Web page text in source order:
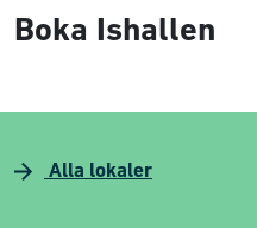
Boka Ishallen
Alla lokaler